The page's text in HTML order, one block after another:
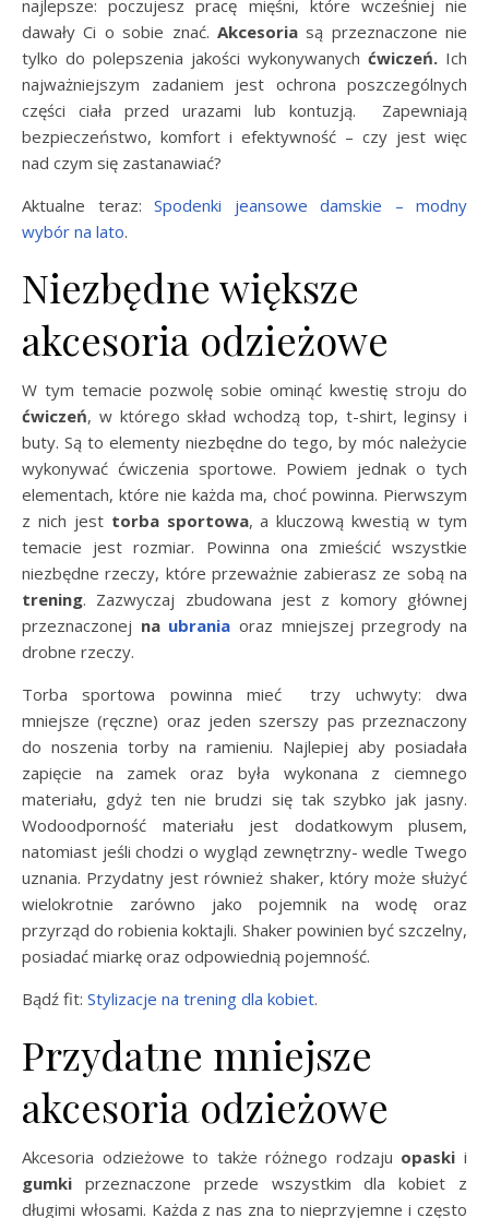
najlepsze: poczujesz pracę mięśni, które wcześniej nie
dawały Ci o sobie znać. Akcesoriasą przeznaczone nie
tylko do polepszenia jakości wykonywanych ćwiczeń. Ich
najważniejszym zadaniem jest ochrona poszczególnych
części ciała przed urazami lub kontuzją. Zapewniają
bezpieczeństwo, komfort i efektywność – czy jest więc
nad czym się zastanawiać?
Aktualne teraz: Spodenki jeansowe damskie – modny
wybór na lato.
Niezbędne większe
akcesoria odzieżowe
W tym temacie pozwolę sobie ominąć kwestię stroju do
ćwiczeń, w którego skład wchodzą top, t-shirt, leginsy i
buty. Są to elementy niezbędne do tego, by móc należycie
wykonywać ćwiczenia sportowe. Powiem jednak o tych
elementach, które nie każda ma, choć powinna. Pierwszym
z nich jest torba sportowa, a kluczową kwestią w tym
temacie jest rozmiar. Powinna ona zmieścić wszystkie
niezbędne rzeczy, które przeważnie zabierasz ze sobą na
trening. Zazwyczaj zbudowana jest z komory głównej
przeznaczonej na ubrania oraz mniejszej przegrody na
drobne rzeczy.
Torba sportowa powinna mieć trzy uchwyty: dwa
mniejsze (ręczne) oraz jeden szerszy pas przeznaczony
do noszenia torby na ramieniu. Najlepiej aby posiadała
zapięcie na zamek oraz była wykonana z ciemnego
materiału, gdyż ten nie brudzi się tak szybko jak jasny.
Wodoodporność materiału jest dodatkowym plusem,
natomiast jeśli chodzi o wygląd zewnętrzny- wedle Twego
uznania. Przydatny jest również shaker, który może służyć
wielokrotnie zarówno jako pojemnik na wodę oraz
przyrząd do robienia koktajli. Shaker powinien być szczelny,
posiadać miarkę oraz odpowiednią pojemność.
Bądź fit: Stylizacje na trening dla kobiet.
Przydatne mniejsze
akcesoria odzieżowe
Akcesoria odzieżowe to także różnego rodzaju opaski i
gumki przeznaczone przede wszystkim dla kobiet z
długimi włosami. Każda z nas zna to nieprzyjemne i często